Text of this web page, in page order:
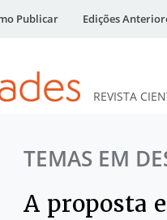
Publicar Edições
REVISTA
TEMAS EM
A proposta